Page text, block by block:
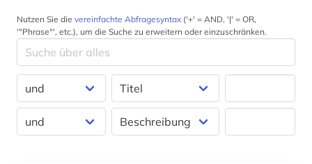
Nutzen Sie die vereinfachte Abfragesyntax ('+' = AND, '|' = OR,
'"Phrase"', etc.), um die Suche zu erweitern oder einzuschränken.